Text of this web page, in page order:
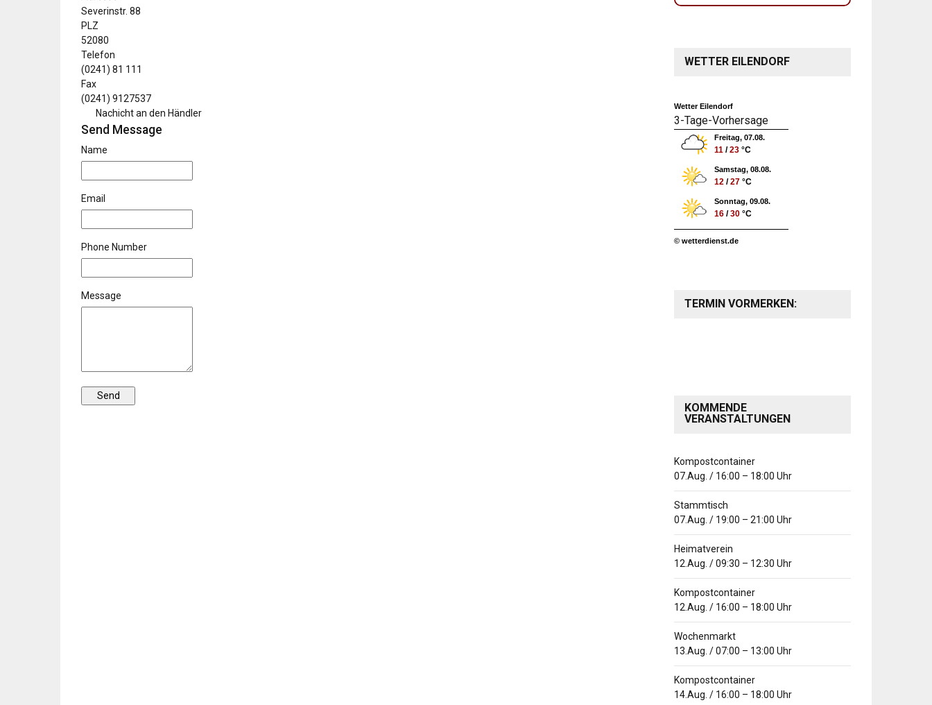
Severinstr. 88
PLZ
52080
Telefon
(0241) 81 111
Fax
(0241) 9127537
Nachicht an den Händler
Send Message
Name
Email
Phone Number
Message
WETTER EILENDORF
Wetter Eilendorf
3-Tage-Vorhersage
Freitag, 07.08.
11 /23 °C
Samstag, 08.08.
12 /27 °C
Sonntag, 09.08.
16 /30 °C
© wetterdienst.de
TERMIN VORMERKEN:
KOMMENDE
VERANSTALTUNGEN
Kompostcontainer
07.Aug. / 16:00 – 18:00 Uhr
Stammtisch
07.Aug. / 19:00 – 21:00 Uhr
Heimatverein
12.Aug. /09:30 – 12:30 Uhr
Kompostcontainer
12.Aug. / 16:00 – 18:00 Uhr
Wochenmarkt
13.Aug. /07:00 – 13:00 Uhr
Kompostcontainer
14.Aug. / 16:00 – 18:00 Uhr